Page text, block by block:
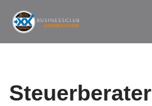
Zum
Steuerberater